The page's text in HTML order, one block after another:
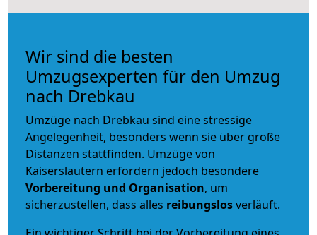
Wir sind die besten
Umzugsexperten für den Umzug
nach Drebkau
Umzüge nach Drebkau sind eine stressige
Angelegenheit, besonders wenn sie über große
Distanzen stattfinden. Umzüge von
Kaiserslautern erfordern jedoch besondere
Vorbereitung und Organisation, um
sicherzustellen, dass alles reibungslosverläuft.